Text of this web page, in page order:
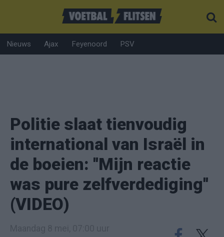
Nieuws Ajax Feyenoord PSV
Politie slaat tienvoudig
international van Israël in
de boeien: ''Mijn reactie
was pure zelfverdediging''
(VIDEO)